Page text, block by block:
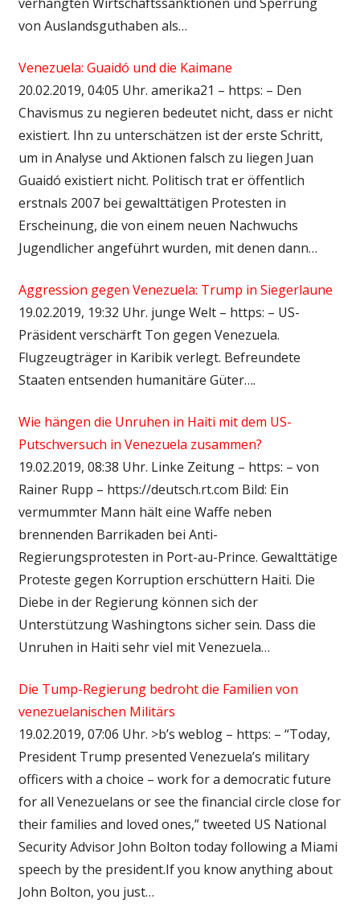
von Auslandsguthaben als…
Venezuela: Guaidó und die Kaimane
20.02.2019, 04:05 Uhr. amerika21 – https: – Den
Chavismus zu negieren bedeutet nicht, dass er nicht
existiert. Ihn zu unterschätzen ist der erste Schritt,
um in Analyse und Aktionen falsch zu liegen Juan
Guaidó existiert nicht. Politisch trat er öffentlich
erstnals 2007 bei gewalttätigen Protesten in
Erscheinung, die von einem neuen Nachwuchs
Jugendlicher angeführt wurden, mit denen dann…
Aggression gegen Venezuela: Trump in Siegerlaune
19.02.2019, 19:32 Uhr. junge Welt – https: – US-
Präsident verschärft Ton gegen Venezuela.
Flugzeugträger in Karibik verlegt. Befreundete
Staaten entsenden humanitäre Güter….
Wie hängen die Unruhen in Haiti mit dem US-
Putschversuch in Venezuela zusammen?
19.02.2019, 08:38 Uhr. Linke Zeitung – https: – von
Rainer Rupp – https://deutsch.rt.com Bild: Ein
vermummter Mann hält eine Waffe neben
brennenden Barrikaden bei Anti-
Regierungsprotesten in Port-au-Prince. Gewalttätige
Proteste gegen Korruption erschüttern Haiti. Die
Diebe in der Regierung können sich der
Unterstützung Washingtons sicher sein. Dass die
Unruhen in Haiti sehr viel mit Venezuela…
Die Tump-Regierung bedroht die Familien von
venezuelanischen Militärs
19.02.2019, 07:06 Uhr. >b’s weblog – https: – “Today,
President Trump presented Venezuela’s military
officers with a choice – work for a democratic future
for all Venezuelans or see the financial circle close for
their families and loved ones,” tweeted US National
Security Advisor John Bolton today following a Miami
speech by the president.If you know anything about
John Bolton, you just…